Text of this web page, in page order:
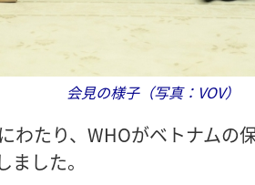
会見の様子（写真：VOV）
わたり、WHOがベトナムの
した。